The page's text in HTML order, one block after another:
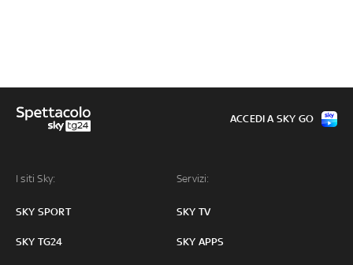
I siti Sky:
SKY SPORT
SKY TG24
Servizi:
SKY TV
SKY APPS
ACCEDI A SKY GO